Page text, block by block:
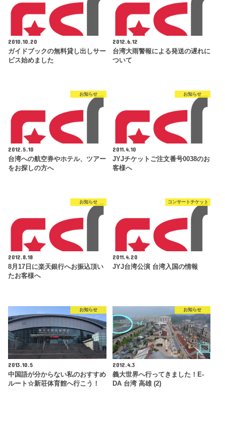
2010.10.20
ガイドブックの無料貸し出しサー
ビス始めました
2012.6.12
台湾大雨警報による発送の遅れに
ついて
お知らせ
2012.5.10
台湾への航空券やホテル、ツアー
をお探しの方へ
お知らせ
2011.4.10
JYJチケットご注文番号0038のお
客様へ
お知らせ
2012.8.18
8月17日に楽天銀行へお振込頂い
たお客様へ
コンサートチケット
2011.4.20
JYJ台湾公演 台湾入国の情報
お知らせ
2013.10.5
中国語が分からない私のおすすめ
ルート☆新荘体育館へ行こう！
お知らせ
2012.4.3
義大世界へ行ってきました！E-
DA 台湾 高雄 (2)